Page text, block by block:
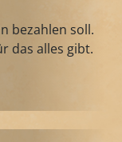
bezahlen soll.
das alles gibt.